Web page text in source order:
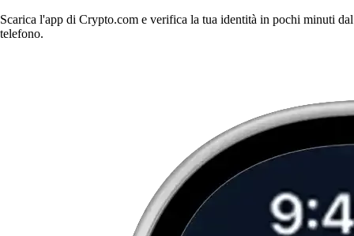
Scarica l'app di Crypto.com e verifica la tua identità in pochi minuti dal
telefono.